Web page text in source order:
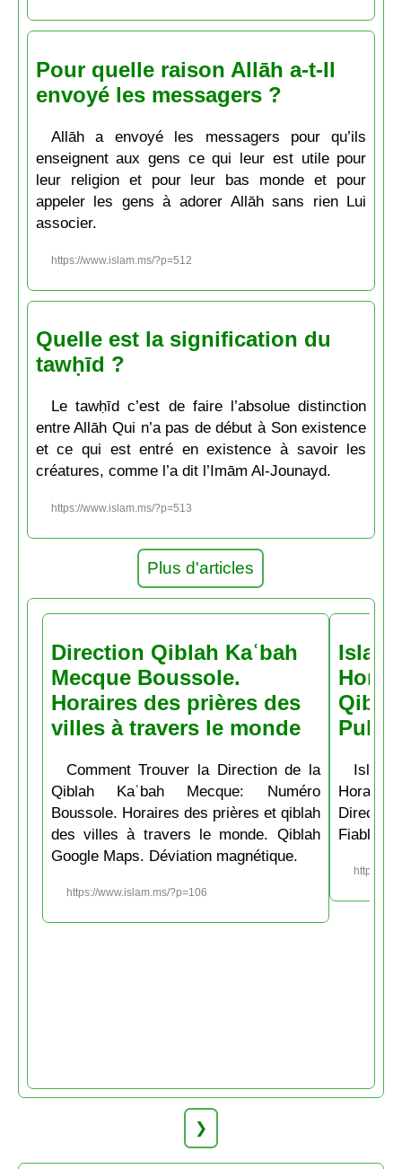
Pour quelle raison Allāh a-t-Il
envoyé les messagers ?
Allāh a envoyé les messagers pour qu’ils
enseignent aux gens ce qui leur est utile pour
leur religion et pour leur bas monde et pour
appeler les gens à adorer Allāh sans rien Lui
associer.
https://www.islam.ms/?p=512
Quelle est la signification du
tawḥīd ?
Le tawḥīd c’est de faire l’absolue distinction
entre Allāh Qui n’a pas de début à Son existence
et ce qui est entré en existence à savoir les
créatures, comme l’a dit l’Imām Al-Jounayd.
https://www.islam.ms/?p=513
Plus d'articles
Direction Qiblah Kaʿbah
Mecque Boussole.
Horaires des prières des
villes à travers le monde
Comment Trouver la Direction de la
Qiblah Kaʿbah Mecque: Numéro
Boussole. Horaires des prières et qiblah
des villes à travers le monde. Qiblah
Google Maps. Déviation magnétique.
https://www.islam.ms/?p=106
Pubs
Fiable et
https://
❯